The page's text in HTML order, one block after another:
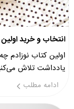
انتخاب و خرید
اولین کتاب نوزادم
یادداشت تلاش
ادامه مطلب